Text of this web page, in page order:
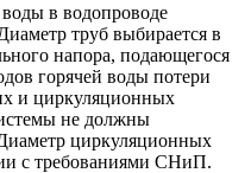
в водопроводе
труб выбирается в
напора, подающегося
горячей воды потери
и циркуляционных
не должны
циркуляционных
с требованиями СНиП.